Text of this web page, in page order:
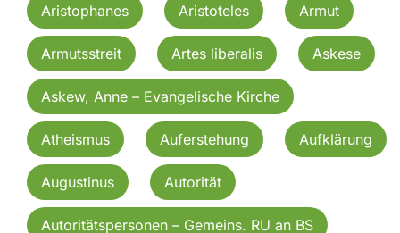
Aristophanes Aristoteles Armut
Armutsstreit Artes liberalis Askese
Askew, Anne – Evangelische Kirche
Atheismus Auferstehung Aufklärung
Augustinus Autorität
Autoritätspersonen – Gemeins. RU an BS